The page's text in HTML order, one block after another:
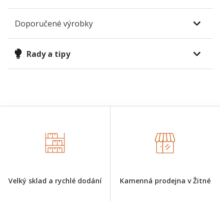
Doporučené výrobky
Rady a tipy
Velký sklad a rychlé dodání Kamenná prodejna v Žitné